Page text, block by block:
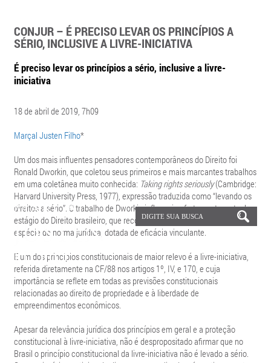
CONJUR – É PRECISO LEVAR OS PRINCÍPIOS A
SÉRIO, INCLUSIVE A LIVRE-INICIATIVA
É preciso levar os princípios a sério, inclusive a livre-
iniciativa
18 de abril de 2019, 7h09
Marçal Justen Filho*
Um dos mais influentes pensadores contemporâneos do Direito foi
Ronald Dworkin, que coletou seus primeiros e mais marcantes trabalhos
em uma coletânea muito conhecida: Taking rights seriously(Cambridge:
Harvard University Press, 1977), expressão traduzida como “levando os
direitos a sério”. O trabalho de Dworkin influenciou fortemente o atual
estágio do Direito brasileiro, que reconhece que o princípio é uma
espécie de norma jurídica, dotada de eficácia vinculante.
E um dos princípios constitucionais de maior relevo é a livre-iniciativa,
referida diretamente na CF/88 nos artigos 1º, IV, e 170, e cuja
importância se reflete em todas as previsões constitucionais
relacionadas ao direito de propriedade e à liberdade de
empreendimentos econômicos.
Apesar da relevância jurídica dos princípios em geral e a proteção
constitucional à livre-iniciativa, não é despropositado afirmar que no
Brasil o princípio constitucional da livre-iniciativa não é levado a sério.